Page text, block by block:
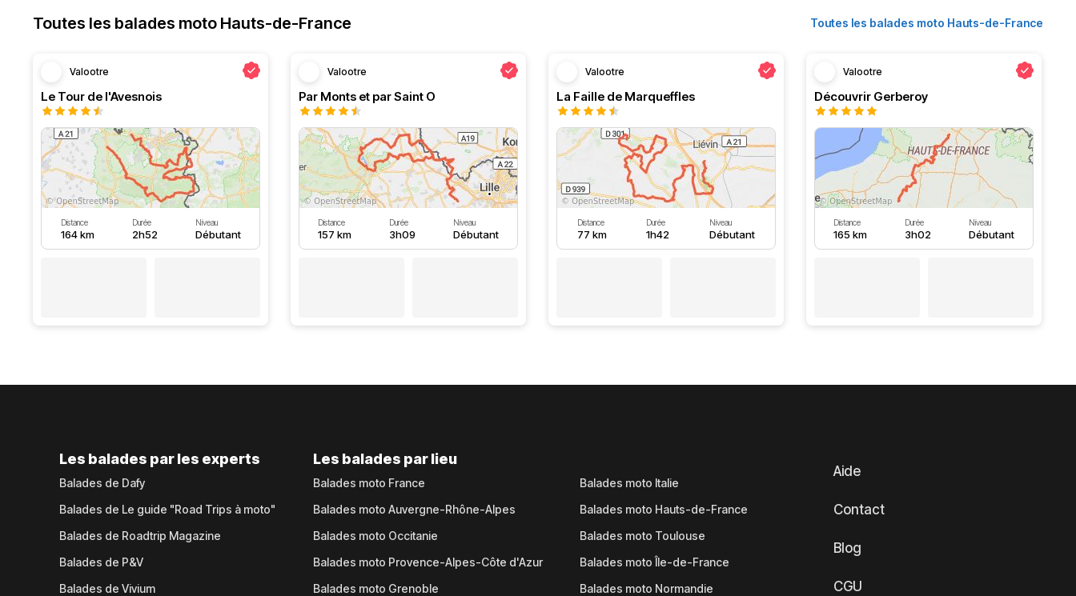
Toutes les balades moto Hauts-de-France Toutes les balades moto Hauts-de-France
Valootre
Le Tour de l'Avesnois
Distance
164 km
Durée
2h52
Niveau
Débutant
Valootre
Par Monts et par Saint O
Distance
157 km
Durée
3h09
Niveau
Débutant
Valootre
La Faille de Marqueffles
Distance
77 km
Durée
1h42
Niveau
Débutant
Valootre
Découvrir Gerberoy
Distance
165 km
Durée
3h02
Niveau
Débutant
Les balades par les experts
Balades de Dafy
Balades de Le guide "Road Trips à moto"
Balades de Roadtrip Magazine
Balades de P&V
Balades de Vivium
Les balades par lieu
Balades moto France
Balades moto Auvergne-Rhône-Alpes
Balades moto Occitanie
Balades moto Provence-Alpes-Côte d'Azur
Balades moto Grenoble
Balades moto Italie
Balades moto Hauts-de-France
Balades moto Toulouse
Balades moto Île-de-France
Balades moto Normandie
Aide
Contact
Blog
CGU